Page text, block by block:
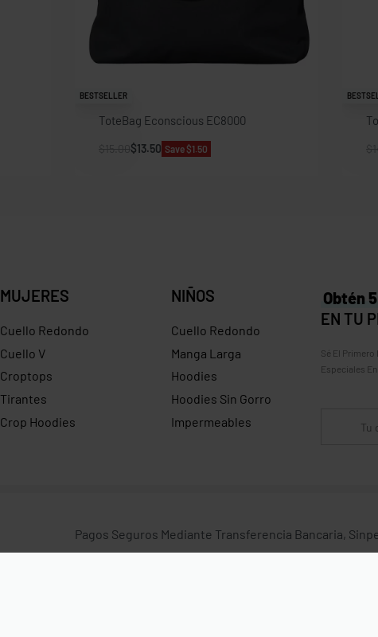
BESTSELLER
ToteBag Econscious EC8000
$13.50 Save $1.50
MUJERES
Cuello Redondo
Cuello V
Croptops
Tirantes
Crop Hoodies
NIÑOS
Cuello Redondo
Manga Larga
Hoodies
Hoodies Sin Gorro
Impermeables
Obtén
EN TU
Sé El
Especiales
Pagos Seguros Mediante Transferencia Bancaria,